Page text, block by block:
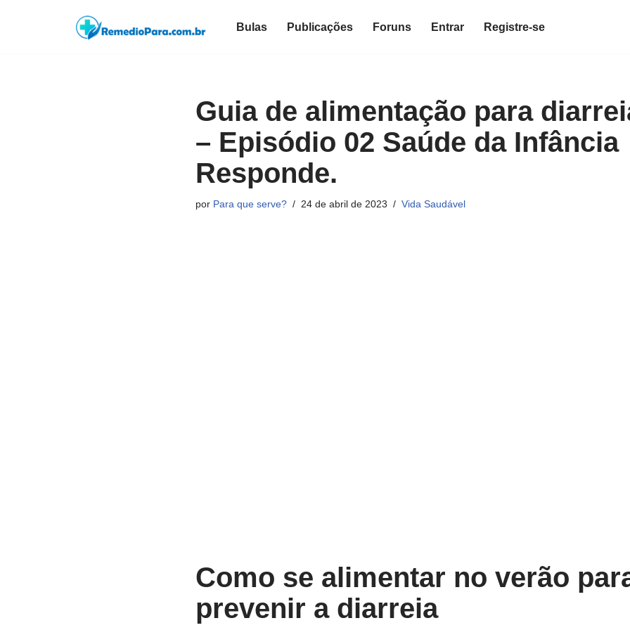
Bulas Publicações Foruns Entrar Registre-se
Guia de alimentação para
– Episódio 02 Saúde da Infância
Responde.
por Para que serve? 24 de abril de 2023 Vida Saudável
Como se alimentar no verão
prevenir a diarreia